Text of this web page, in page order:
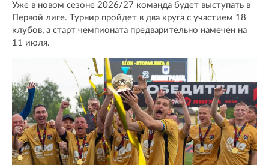
Уже в новом сезоне 2026/27 команда будет выступать в
Первой лиге. Турнир пройдет в два круга с участием 18
клубов, а старт чемпионата предварительно намечен на
11 июля.